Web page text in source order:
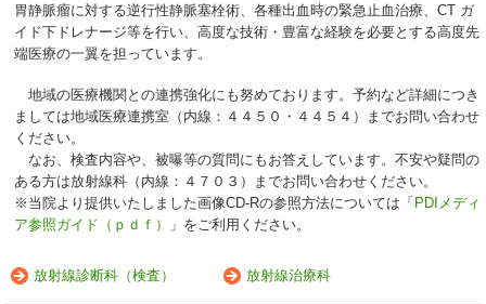
胃静脈瘤に対する逆行性静脈塞栓術、各種出血時の緊急止血治療、 CT ガ
イド下ドレナージ等を行い、高度な技術・豊富な経験を必要とする高度先
端医療の一翼を担っています。
地域の医療機関との連携強化にも努めております。予約など詳細につき
ましては地域医療連携室（内線：４４５０・４４５４）までお問い合わせ
ください。
なお、検査内容や、被曝等の質問にもお答えしています。不安や疑問の
ある方は放射線科（内線：４７０３）までお問い合わせください。
※当院より提供いたしました画像CD-Rの参照方法については「 PDIメディ
ア参照ガイド（ｐｄｆ）
」をご利用ください。
放射線診断科（検査） 放射線治療科